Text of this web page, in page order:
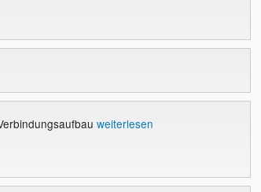
weiterlesen